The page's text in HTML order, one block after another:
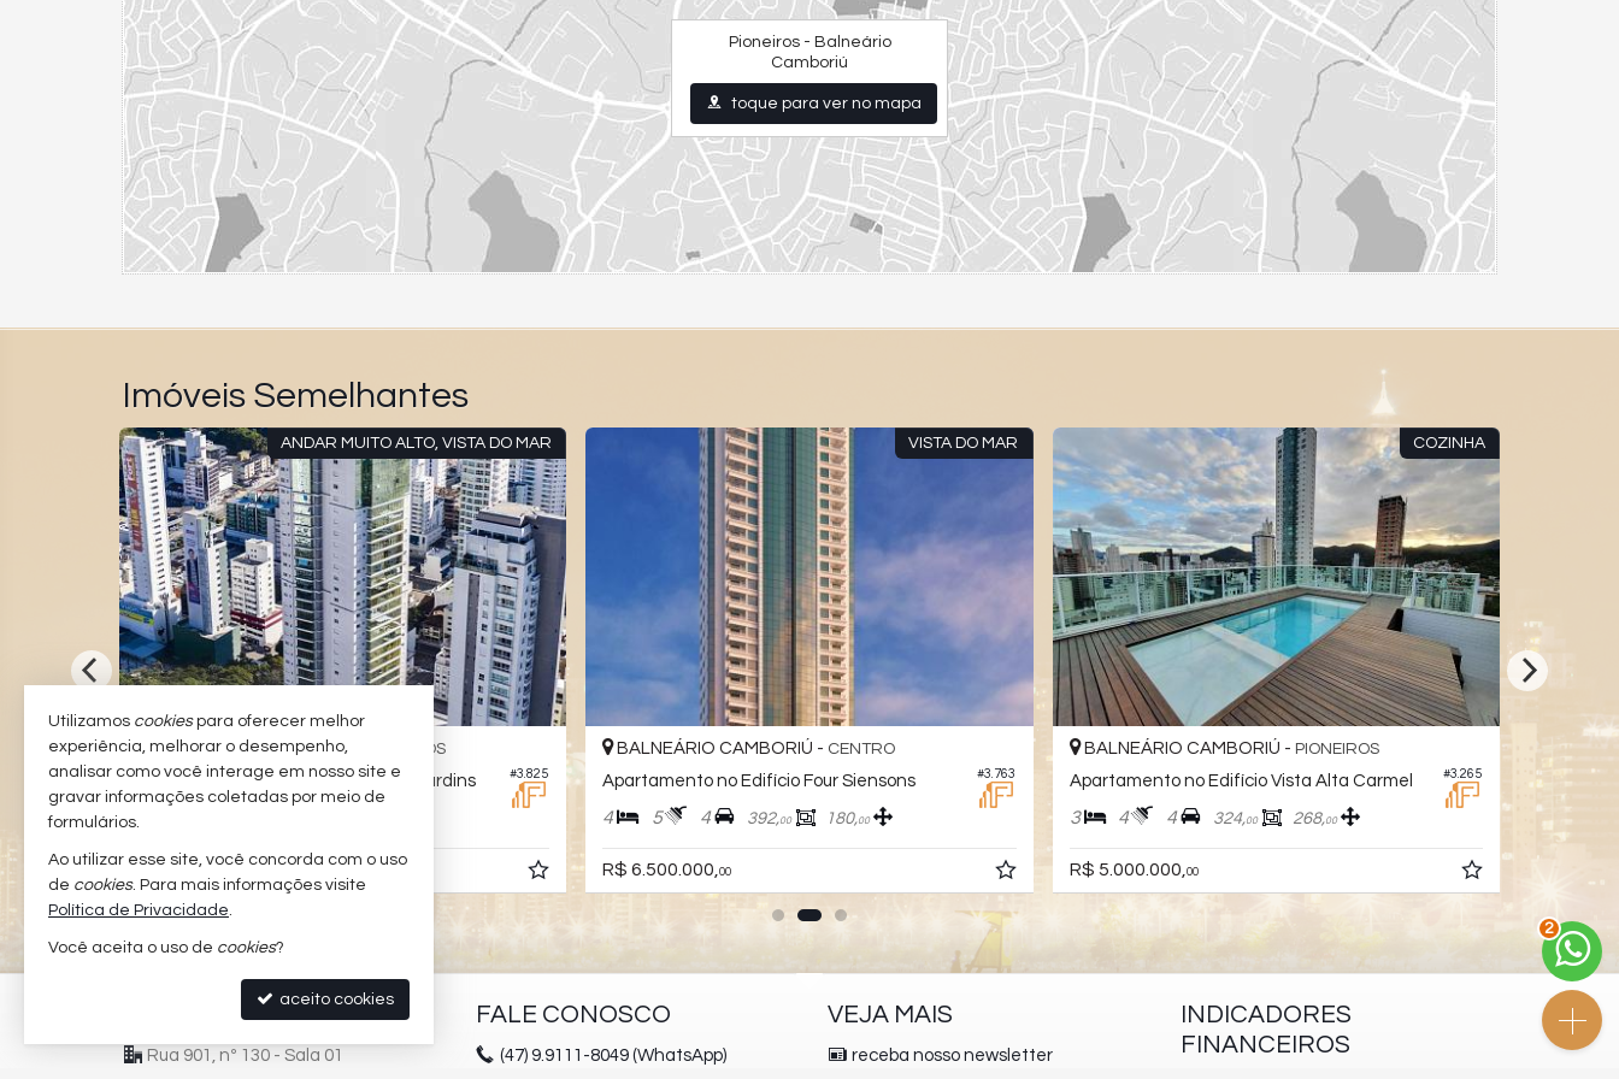
Pioneiros - Balneário
Camboriú
toque para ver no mapa
Imóveis Semelhantes
#3.399
ANDAR MUITO ALTO, VISTA DO MAR
#3.825
BALNEÁRIO CAMBORIÚ - PIONEIROS
Apartamento no Edifício Alameda Jardins
R$ 6.000.000,
VISTA DO MAR
#3.763
BALNEÁRIO CAMBORIÚ - CENTRO
Apartamento no Edifício Four Siensons
4 5 4 392,00 180,00
R$ 6.500.000,00
COZINHA
#3.265
BALNEÁRIO CAMBORIÚ - PIONEIROS
Apartamento no Edifício Vista Alta Carmel
3 4 4 324,00 268,00
R$ 5.000.000, 00
4
PADILHA IMÓVEIS
Rua 901, nº 130 - Sala 01
FALE CONOSCO
(47)9.9111-8049 (WhatsApp)
VEJA MAIS
receba nosso newsletter
INDICADORES
FINANCEIROS
2
Utilizamos cookiespara oferecer melhor
experiência, melhorar o desempenho,
analisar como você interage em nosso site e
gravar informações coletadas por meio de
formulários.
Ao utilizar esse site, você concorda com o uso
de cookies. Para mais informações visite
Política de Privacidade.
Você aceita o uso de cookies?
aceito cookies